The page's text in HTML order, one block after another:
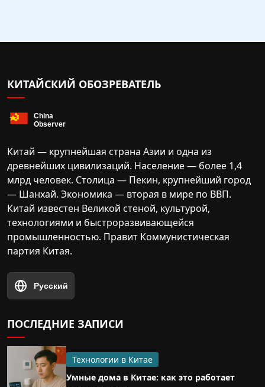
КИТАЙСКИЙ ОБОЗРЕВАТЕЛЬ
Китай — крупнейшая страна Азии и одна из
древнейших цивилизаций. Население — более 1,4
млрд человек. Столица — Пекин, крупнейший город
— Шанхай. Экономика — вторая в мире по ВВП.
Китай известен Великой стеной, культурой,
технологиями и быстроразвивающейся
промышленностью. Правит Коммунистическая
партия Китая.
Русский
ПОСЛЕДНИЕ ЗАПИСИ
Технологии в Китае
Умные дома в Китае: как это работает